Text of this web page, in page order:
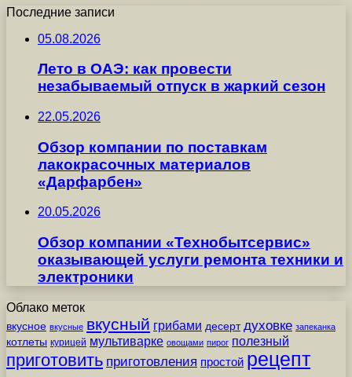
Последние записи
05.08.2026
Лето в ОАЭ: как провести
незабываемый отпуск в жаркий сезон
22.05.2026
Обзор компании по поставкам
лакокрасочных материалов
«Дарфарбен»
20.05.2026
Обзор компании «Технобытсервис»
оказывающей услуги ремонта техники и
электроники
Облако меток
вкусное вкусные вкусный грибами десерт духовке запеканка
котлеты курицей мультиварке овощами пирог полезный
приготовить приготовления простой рецепт